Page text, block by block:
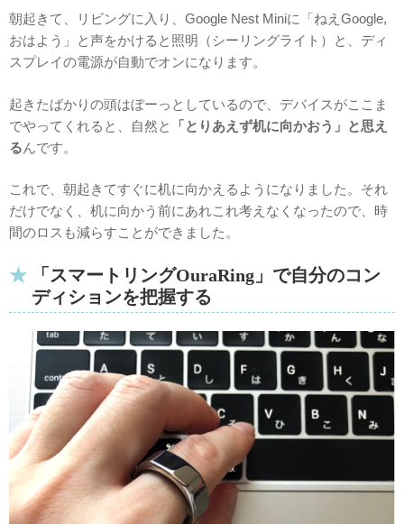
朝起きて、リビングに入り、Google Nest Miniに「ねえGoogle,
おはよう」と声をかけると照明（シーリングライト）と、ディ
スプレイの電源が自動でオンになります。
起きたばかりの頭はぼーっとしているので、デバイスがここま
でやってくれると、自然と
「とりあえず机に向かおう」と思え
るんです。
これで、朝起きてすぐに机に向かえるようになりました。それ
だけでなく、机に向かう前にあれこれ考えなくなったので、時
間のロスも減らすことができました。
「スマートリングOuraRing」で自分のコン
ディションを把握する